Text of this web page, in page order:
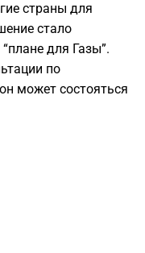
страны для
стало
для Газы”.
по
может состояться